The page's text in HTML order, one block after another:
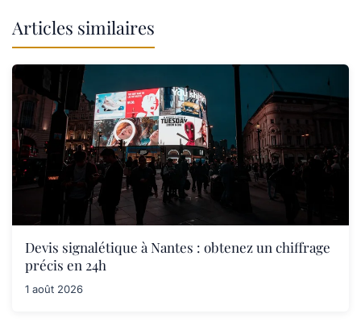
Articles similaires
Devis signalétique à Nantes : obtenez un chiffrage
précis en 24h
1 août 2026